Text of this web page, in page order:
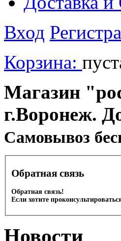
Вход
Корзина:
Магазин
г.Воронеж.
Cамовывоз
Обратная связь
Обратная связь!
Если хотите
Новости